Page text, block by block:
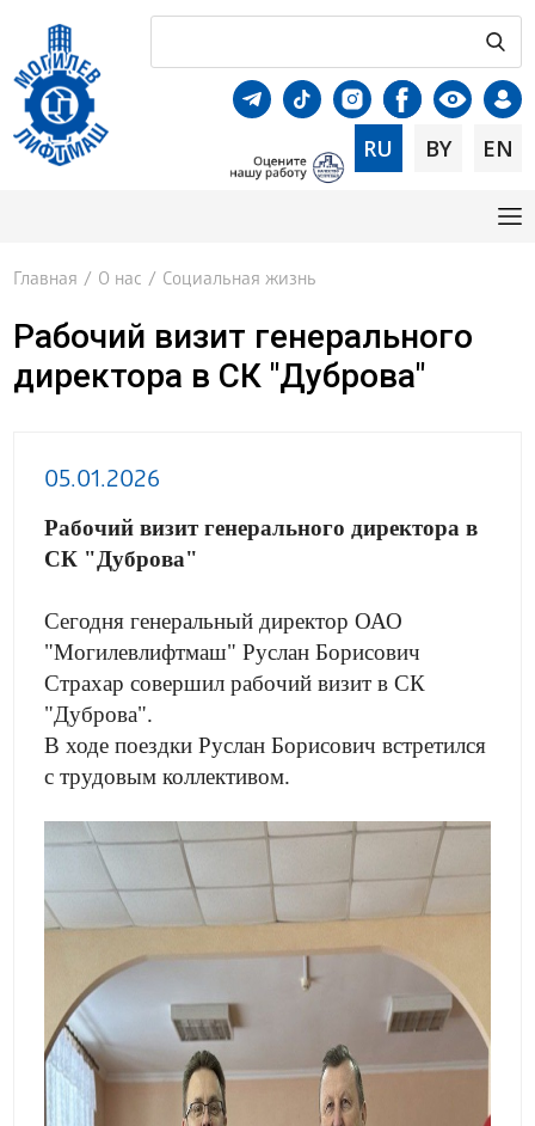
RU BY EN
Главная / О нас / Социальная жизнь
Рабочий визит генерального
директора в СК "Дуброва"
05.01.2026
Рабочий визит генерального директора в
СК "Дуброва"
Сегодня генеральный директор ОАО
"Могилевлифтмаш" Руслан Борисович
Страхар совершил рабочий визит в СК
"Дуброва".
В ходе поездки Руслан Борисович встретился
с трудовым коллективом.